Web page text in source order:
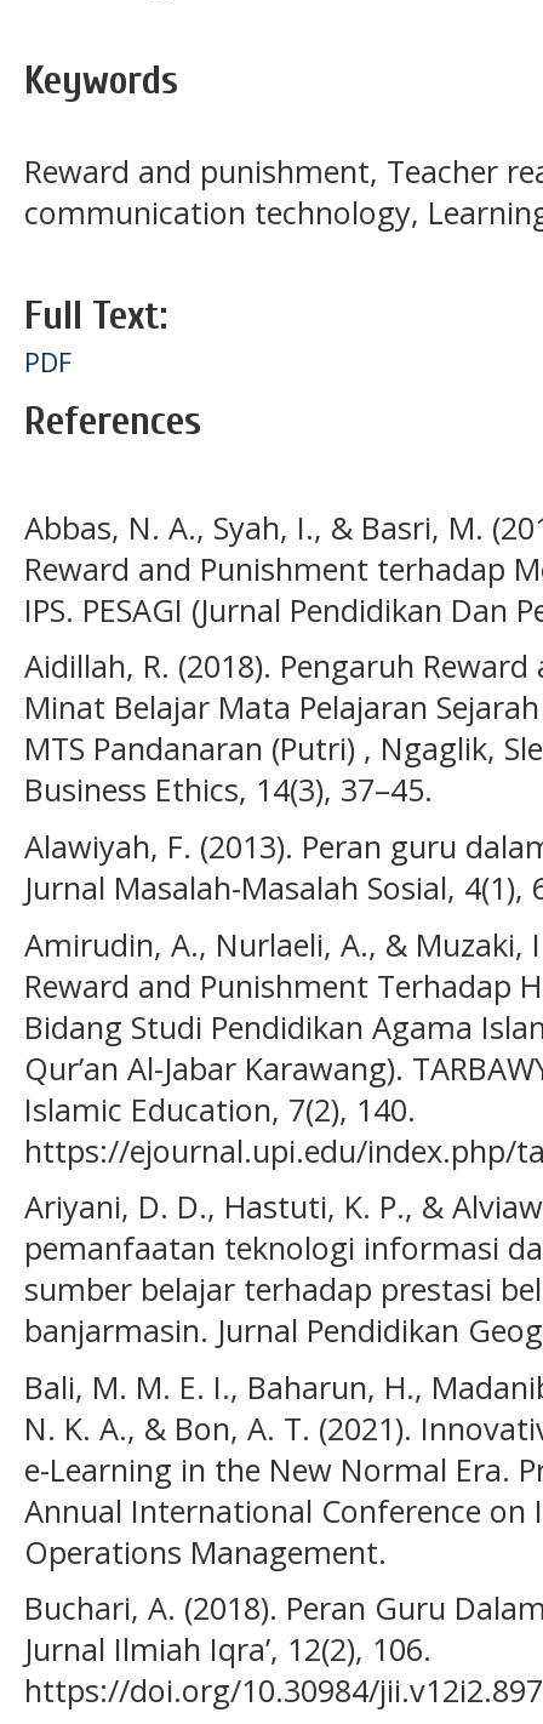
Keywords
Reward and punishment, Teacher
communication technology,
Full Text:
PDF
References
Abbas, N. A., Syah, I., & Basri, M.
Reward and Punishment terhadap
IPS. PESAGI (Jurnal Pendidikan Dan
Aidillah, R. (2018). Pengaruh
Minat Belajar Mata Pelajaran
MTS Pandanaran (Putri) , Ngaglik,
Business Ethics, 14(3), 37–45.
Alawiyah, F. (2013). Peran guru
Jurnal Masalah-Masalah Sosial, 4(1),
Amirudin, A., Nurlaeli, A., & Muzaki,
Reward and Punishment Terhadap
Bidang Studi Pendidikan Agama
Qur’an Al-Jabar Karawang).
Islamic Education, 7(2), 140.
https://ejournal.upi.edu/index.php/
Ariyani, D. D., Hastuti, K. P., &
pemanfaatan teknologi informasi
sumber belajar terhadap prestasi
banjarmasin. Jurnal Pendidikan
Bali, M. M. E. I., Baharun, H.,
N. K. A., & Bon, A. T. (2021).
e-Learning in the New Normal Era.
Annual International Conference on
Operations Management.
Buchari, A. (2018). Peran Guru
Jurnal Ilmiah Iqra’, 12(2), 106.
https://doi.org/10.30984/jii.v12i2.897